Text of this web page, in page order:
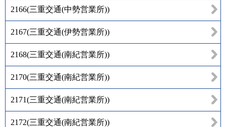
2166(三重交通(中勢営業所))
2167(三重交通(伊勢営業所))
2168(三重交通(南紀営業所))
2170(三重交通(南紀営業所))
2171(三重交通(南紀営業所))
2172(三重交通(南紀営業所))